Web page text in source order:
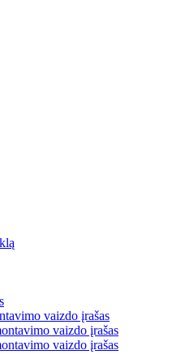
vaizdo įrašas
vaizdo įrašas
vaizdo įrašas